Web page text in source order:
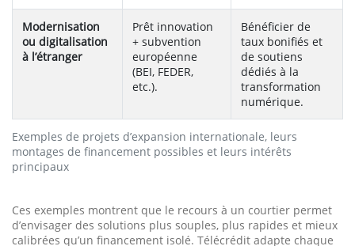
Exemples de projets d’expansion internationale, leurs
montages de financement possibles et leurs intérêts
principaux
Modernisation
ou digitalisation
à l’étranger
Prêt innovation
+ subvention
européenne
(BEI, FEDER,
etc.).
Bénéficier de
taux bonifiés et
de soutiens
dédiés à la
transformation
numérique.
Ces exemples montrent que le recours à un courtier permet
d’envisager des solutions plus souples, plus rapides et mieux
calibrées qu’un financement isolé. Télécrédit adapte chaque